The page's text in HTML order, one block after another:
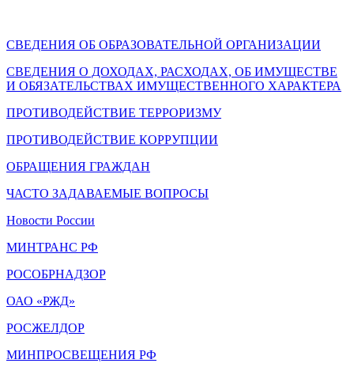
СВЕДЕНИЯ ОБ ОБРАЗОВАТЕЛЬНОЙ ОРГАНИЗАЦИИ
СВЕДЕНИЯ О ДОХОДАХ, РАСХОДАХ, ОБ ИМУЩЕСТВЕ
И ОБЯЗАТЕЛЬСТВАХ ИМУЩЕСТВЕННОГО ХАРАКТЕРА
ПРОТИВОДЕЙСТВИЕ ТЕРРОРИЗМУ
ПРОТИВОДЕЙСТВИЕ КОРРУПЦИИ
ОБРАЩЕНИЯ ГРАЖДАН
ЧАСТО ЗАДАВАЕМЫЕ ВОПРОСЫ
Новости России
МИНТРАНС РФ
РОСОБРНАДЗОР
ОАО «РЖД»
РОСЖЕЛДОР
МИНПРОСВЕЩЕНИЯ РФ